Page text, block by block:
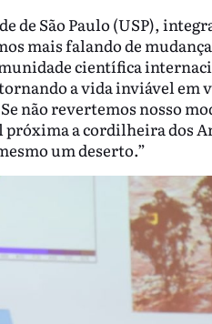
de São Paulo (USP),
mais falando de mudança
científica
a vida inviável em
não revertemos nosso
próxima a cordilheira dos
um deserto.”